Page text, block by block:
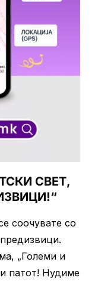
СВЕТ,
соочувате со
„Големи и
патот! Нудиме